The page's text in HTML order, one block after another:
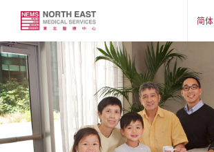
简体